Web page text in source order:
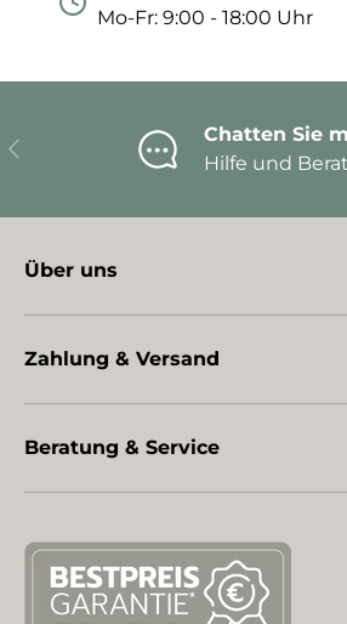
Mo-Fr: 9:00 - 18:00 Uhr
Vorherige
Chatten Sie
Hilfe und
Über uns
Zahlung & Versand
Beratung & Service